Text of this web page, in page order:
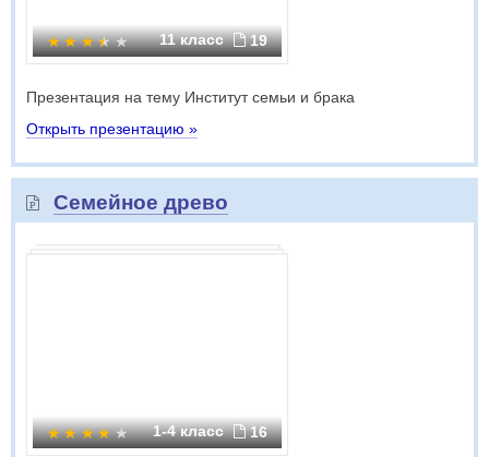
11 класс 19
Презентация на тему Институт семьи и брака
Открыть презентацию »
Семейное древо
1-4 класс 16